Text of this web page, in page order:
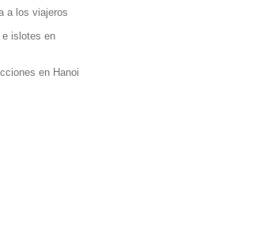
a los viajeros
islotes en
en Hanoi